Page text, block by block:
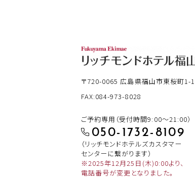
〒720-0065 広島県福山市東桜町1-1
FAX:084-973-8028
ご予約専用（受付時間9:00～21:00）
050-1732-8109
（リッチモンドホテルズカスタマー
センターに繋がります）
※2025年12月25日(木)0:00より、
電話番号が変更となりました。